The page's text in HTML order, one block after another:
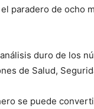
paradero de ocho
duro de los
de Salud,
se puede